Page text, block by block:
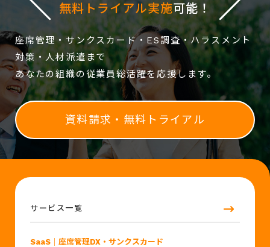
無料トライアル実施可能！
座席管理・サンクスカード・ES調査・ハラスメント
対策・人材派遣まで
あなたの組織の従業員総活躍を応援します。
資料請求・無料トライアル
サービス一覧
SaaS ｜座席管理DX・サンクスカード